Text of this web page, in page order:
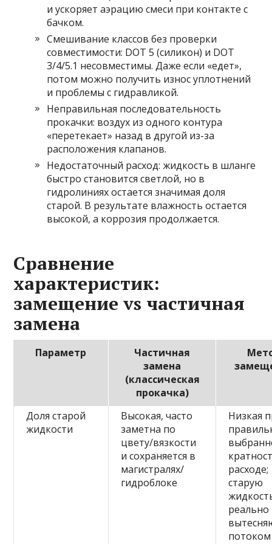
и ускоряет аэрацию смеси при контакте с
бачком.
Смешивание классов без проверки
совместимости: DOT 5 (силикон) и DOT
3/4/5.1 несовместимы. Даже если «едет»,
потом можно получить износ уплотнений
и проблемы с гидравликой.
Неправильная последовательность
прокачки: воздух из одного контура
«перетекает» назад в другой из-за
расположения клапанов.
Недостаточный расход: жидкость в шланге
быстро становится светлой, но в
гидролиниях остается значимая доля
старой. В результате влажность остается
высокой, а коррозия продолжается.
Сравнение
характеристик:
замещение vs частичная
замена
Параметр
Частичная
замена
(классическая
прокачка)
Доля старой
жидкости
Высокая, часто
заметна по
цвету/вязкости
и сохраняется в
магистралях/
гидроблоке
Низкая
расходе;
старую
реально
потоком